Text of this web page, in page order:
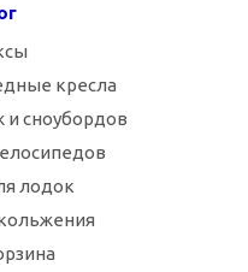
кресла
сноубордов
лодок